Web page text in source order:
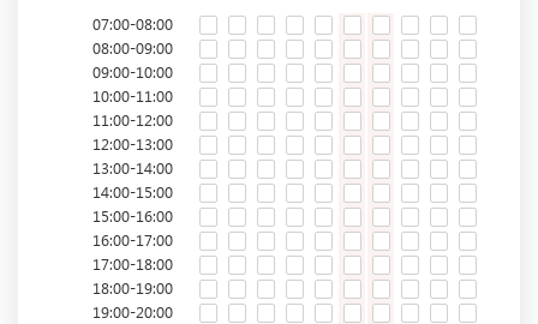
07:00-08:00
08:00-09:00
09:00-10:00
10:00-11:00
11:00-12:00
12:00-13:00
13:00-14:00
14:00-15:00
15:00-16:00
16:00-17:00
17:00-18:00
18:00-19:00
19:00-20:00